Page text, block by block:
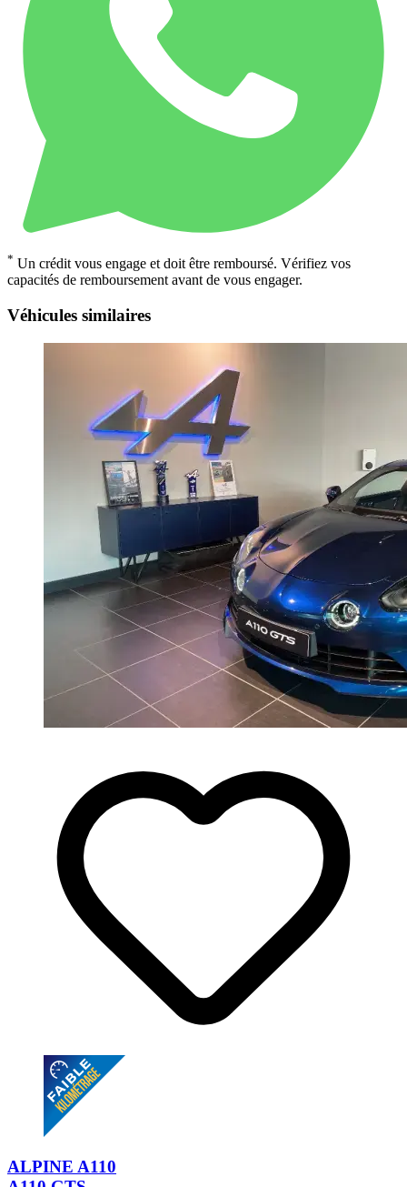
* Un crédit vous engage et doit être remboursé. Vérifiez vos
capacités de remboursement avant de vous engager.
Véhicules similaires
ALPINE A110